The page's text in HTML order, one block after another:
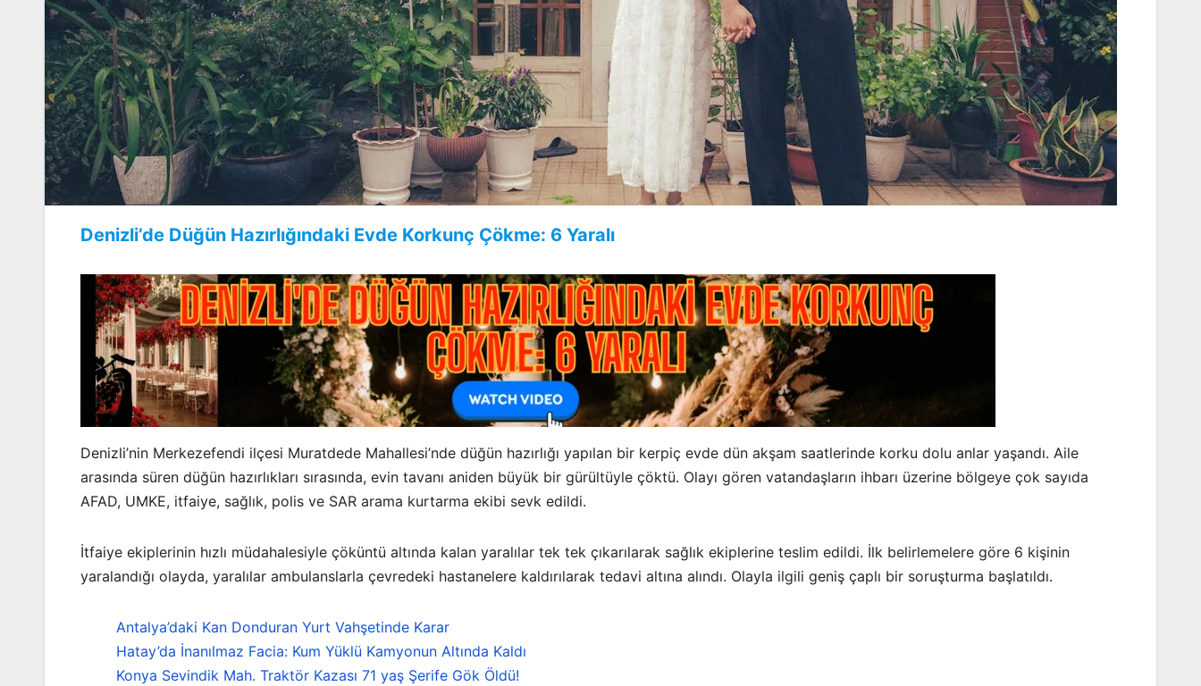
Denizli’de Düğün Hazırlığındaki Evde Korkunç Çökme: 6 Yaralı
Denizli’nin Merkezefendi ilçesi Muratdede Mahallesi’nde düğün hazırlığı yapılan bir kerpiç evde dün akşam saatlerinde korku dolu anlar yaşandı. Aile
arasında süren düğün hazırlıkları sırasında, evin tavanı aniden büyük bir gürültüyle çöktü. Olayı gören vatandaşların ihbarı üzerine bölgeye çok sayıda
AFAD, UMKE, itfaiye, sağlık, polis ve SAR arama kurtarma ekibi sevk edildi.
İtfaiye ekiplerinin hızlı müdahalesiyle çöküntü altında kalan yaralılar tek tek çıkarılarak sağlık ekiplerine teslim edildi. İlk belirlemelere göre 6 kişinin
yaralandığı olayda, yaralılar ambulanslarla çevredeki hastanelere kaldırılarak tedavi altına alındı. Olayla ilgili geniş çaplı bir soruşturma başlatıldı.
Antalya’daki Kan Donduran Yurt Vahşetinde Karar
Hatay’da İnanılmaz Facia: Kum Yüklü Kamyonun Altında Kaldı
Konya Sevindik Mah. Traktör Kazası 71 yaş Şerife Gök Öldü!